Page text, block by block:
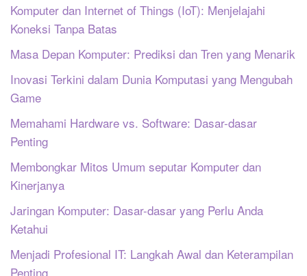
Komputer dan Internet of Things (IoT): Menjelajahi
Koneksi Tanpa Batas
Masa Depan Komputer: Prediksi dan Tren yang Menarik
Inovasi Terkini dalam Dunia Komputasi yang Mengubah
Game
Memahami Hardware vs. Software: Dasar-dasar
Penting
Membongkar Mitos Umum seputar Komputer dan
Kinerjanya
Jaringan Komputer: Dasar-dasar yang Perlu Anda
Ketahui
Menjadi Profesional IT: Langkah Awal dan Keterampilan
Penting